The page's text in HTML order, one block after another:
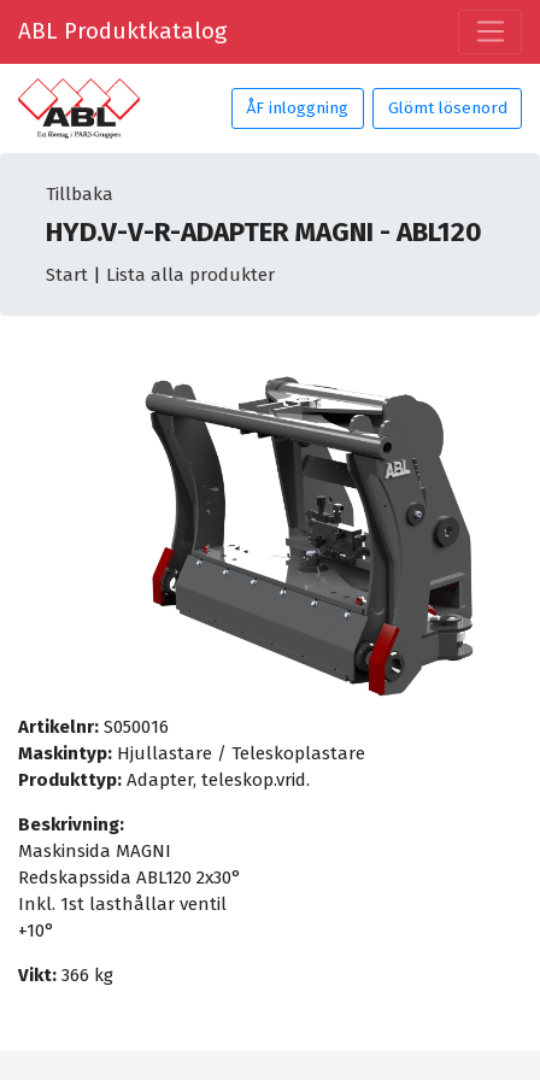
ABL Produktkatalog
ÅF inloggning Glömt lösenord
Tillbaka
HYD.V-V-R-ADAPTER MAGNI - ABL120
Start| Lista alla produkter
Artikelnr: S050016
Maskintyp: Hjullastare / Teleskoplastare
Produkttyp: Adapter, teleskop.vrid.
Beskrivning:
Maskinsida MAGNI
Redskapssida ABL120 2x30°
Inkl. 1st lasthållar ventil
+10°
Vikt: 366 kg